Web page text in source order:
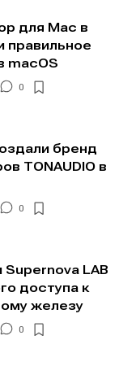
для Mac в
правильное
macOS
0
бренд
TONAUDIO в
0
Supernova LAB
доступа к
железу
0